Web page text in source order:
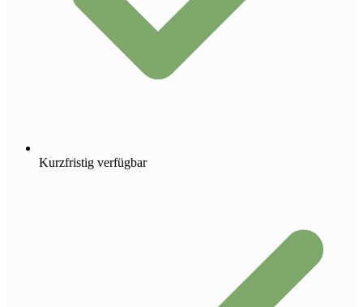
Kurzfristig verfügbar